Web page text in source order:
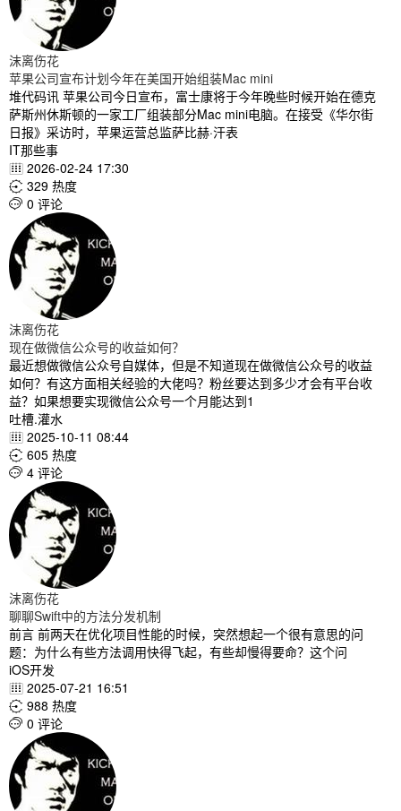
沫离伤花
苹果公司宣布计划今年在美国开始组装Mac mini
堆代码讯 苹果公司今日宣布，富士康将于今年晚些时候开始在德克
萨斯州休斯顿的一家工厂组装部分Mac mini电脑。在接受《华尔街
日报》采访时，苹果运营总监萨比赫·汗表
IT那些事
 2026-02-24 17:30
 329 热度
 0 评论
沫离伤花
现在做微信公众号的收益如何？
最近想做微信公众号自媒体，但是不知道现在做微信公众号的收益
如何？有这方面相关经验的大佬吗？粉丝要达到多少才会有平台收
益？如果想要实现微信公众号一个月能达到1
吐槽.灌水
 2025-10-11 08:44
 605 热度
 4 评论
沫离伤花
聊聊Swift中的方法分发机制
前言 前两天在优化项目性能的时候，突然想起一个很有意思的问
题：为什么有些方法调用快得飞起，有些却慢得要命？这个问
iOS开发
 2025-07-21 16:51
 988 热度
 0 评论